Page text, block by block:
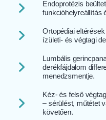
Endoprotézis
funkcióhelyreállítás
Ortopédiai
ízületi- és végtagi
Lumbális
derékfájdalom
menedzsmentje.
Kéz- és felső
– sérülést, műtétet
követően.